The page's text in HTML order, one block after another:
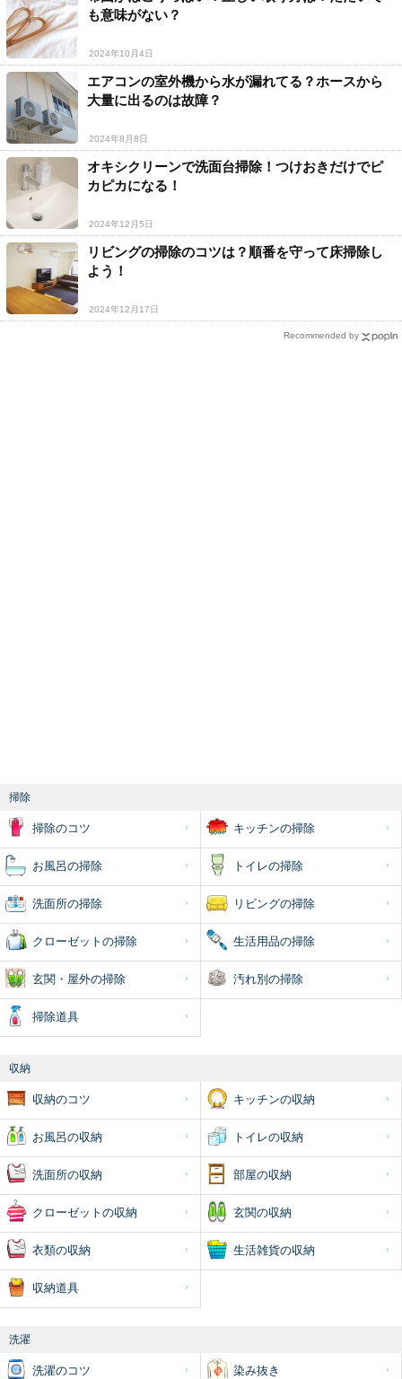
も意味がない？
2024年10月4日
エアコンの室外機から水が漏れてる？ホースから
大量に出るのは故障？
2024年8月8日
オキシクリーンで洗面台掃除！つけおきだけでピ
カピカになる！
2024年12月5日
リビングの掃除のコツは？順番を守って床掃除し
よう！
2024年12月17日
Recommended by
掃除
掃除のコツ キッチンの掃除
お風呂の掃除 トイレの掃除
洗面所の掃除 リビングの掃除
クローゼットの掃除 生活用品の掃除
玄関・屋外の掃除 汚れ別の掃除
掃除道具
収納
収納のコツ キッチンの収納
お風呂の収納 トイレの収納
洗面所の収納 部屋の収納
クローゼットの収納 玄関の収納
衣類の収納 生活雑貨の収納
収納道具
洗濯
洗濯のコツ 染み抜き